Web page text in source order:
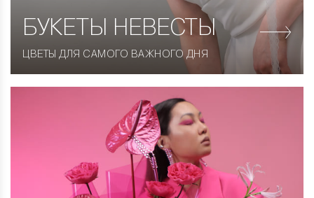
БУКЕТЫ НЕВЕСТЫ
ЦВЕТЫ ДЛЯ САМОГО ВАЖНОГО ДНЯ